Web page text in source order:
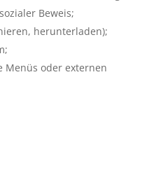
Beweis;
herunterladen);
Menüs oder externen